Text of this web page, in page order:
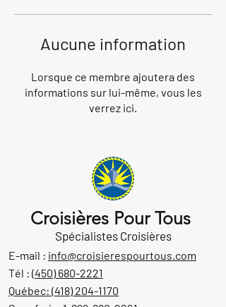
Aucune information
Lorsque ce membre ajoutera des
informations sur lui-même, vous les
verrez ici.
Croisières Pour Tous
Spécialistes Croisières
E-mail : info@croisierespourtous.com
Tél : (450) 680-2221
Québec: (418) 204-1170